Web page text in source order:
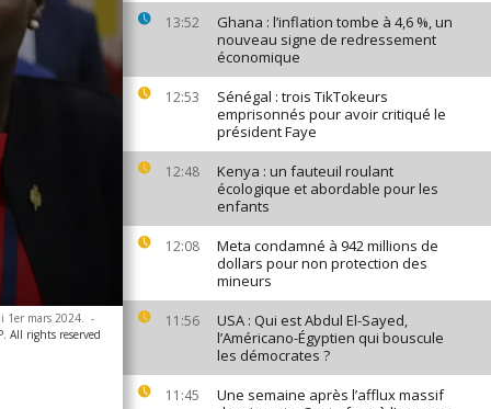
13:52
Ghana : l’inflation tombe à 4,6 %, un
nouveau signe de redressement
économique
12:53
Sénégal : trois TikTokeurs
emprisonnés pour avoir critiqué le
président Faye
12:48
Kenya : un fauteuil roulant
écologique et abordable pour les
enfants
12:08
Meta condamné à 942 millions de
dollars pour non protection des
mineurs
11:56
USA : Qui est Abdul El-Sayed,
l’Américano-Égyptien qui bouscule
les démocrates ?
11:45
Une semaine après l’afflux massif
1er mars 2024. -
All rights reserved